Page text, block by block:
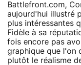
Battlefront.com,
aujourd'hui illustré
plus intéressantes
Fidèle à sa
fois encore pas
graphique que l'on
plutôt le réalisme